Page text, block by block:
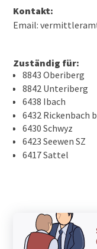
Kontakt:
Email:
Zuständig für:
8843 Oberiberg
8842 Unteriberg
6438 Ibach
6432 Rickenbach
6430 Schwyz
6423 Seewen SZ
6417 Sattel